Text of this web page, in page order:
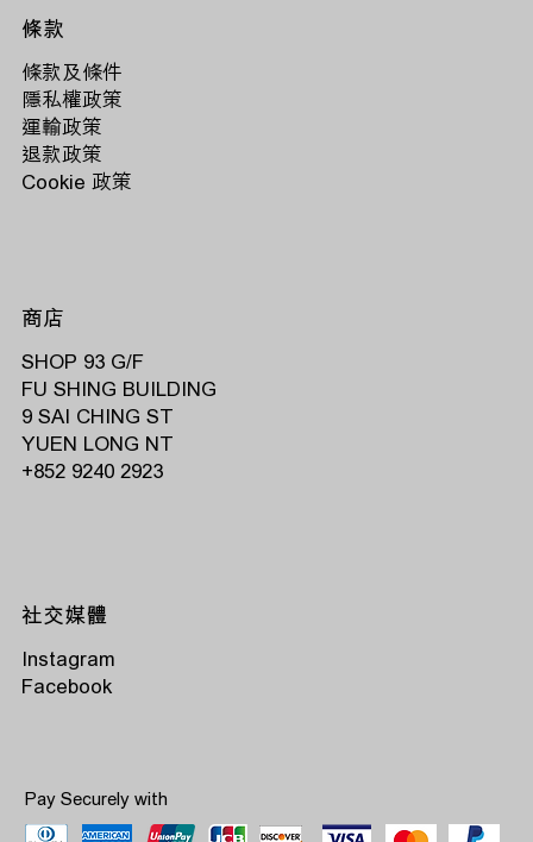
條款及條件
隱私權政策
運輸政策
退款政策
Cookie 政策
條款
SHOP 93 G/F
FU SHING BUILDING
9 SAI CHING ST
YUEN LONG NT
‭+852 9240 2923‬
商店
Instagram
Facebook
社交媒體
Pay Securely with